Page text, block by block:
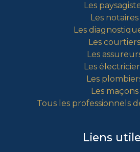
Les
Les notaires
Les
Les courtiers
Les
Les
Les
Les maçons
Tous les professionnels
Liens